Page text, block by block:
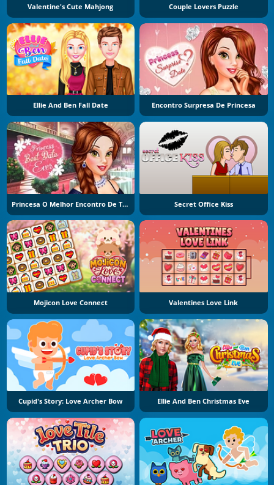
Valentine's Cute Mahjong Couple Lovers Puzzle
Ellie And Ben Fall Date Encontro Surpresa De Princesa
Princesa O Melhor Encontro De Todos Secret Office Kiss
Mojicon Love Connect Valentines Love Link
Cupid's Story: Love Archer Bow Ellie And Ben Christmas Eve